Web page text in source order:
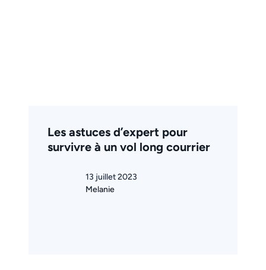
Les astuces d’expert pour
survivre à un vol long courrier
13 juillet 2023
Melanie